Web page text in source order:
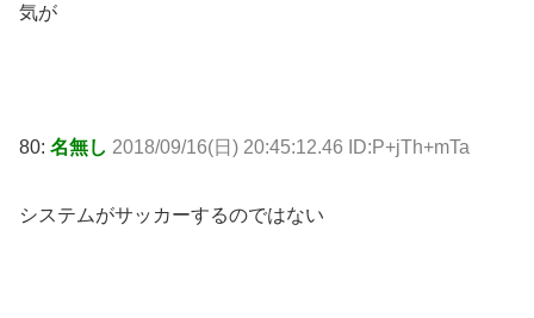
気が
80: 名無し 2018/09/16(日) 20:45:12.46 ID:P+jTh+mTa
システムがサッカーするのではない